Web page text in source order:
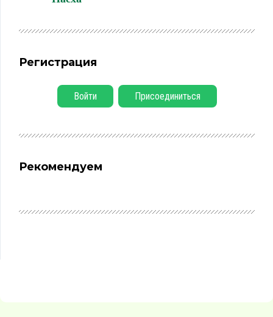
Регистрация
Войти Присоединиться
Рекомендуем